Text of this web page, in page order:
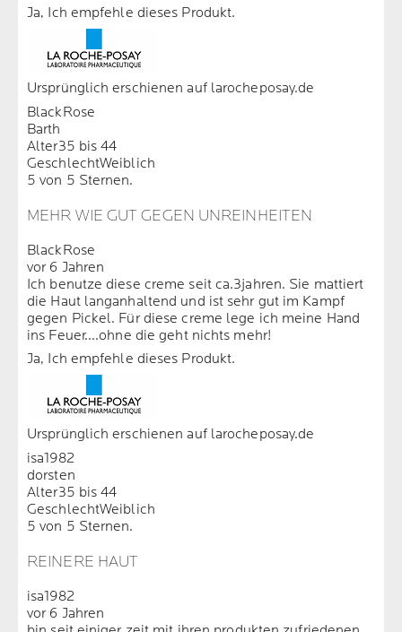
Ja, Ich empfehle dieses Produkt.
Ursprünglich erschienen auf larocheposay.de
BlackRose
Barth
Alter35 bis 44
GeschlechtWeiblich
5 von 5 Sternen.
MEHR WIE GUT GEGEN UNREINHEITEN
BlackRose
vor 6 Jahren
Ich benutze diese creme seit ca.3jahren. Sie mattiert
die Haut langanhaltend und ist sehr gut im Kampf
gegen Pickel. Für diese creme lege ich meine Hand
ins Feuer....ohne die geht nichts mehr!
Ja, Ich empfehle dieses Produkt.
Ursprünglich erschienen auf larocheposay.de
isa1982
dorsten
Alter35 bis 44
GeschlechtWeiblich
5 von 5 Sternen.
REINERE HAUT
isa1982
vor 6 Jahren